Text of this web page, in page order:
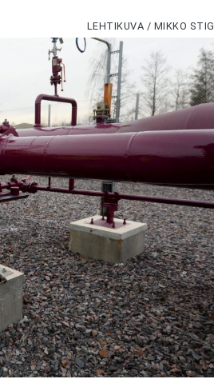
LEHTIKUVA / MIKKO STIG